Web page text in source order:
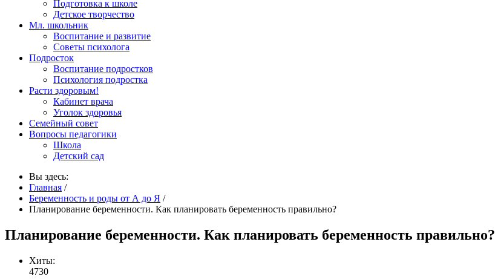
Подготовка к школе
Детское творчество
Мл. школьник
Воспитание и развитие
Советы психолога
Подросток
Воспитание подростков
Психология подростка
Расти здоровым!
Кабинет врача
Уголок здоровья
Семейный совет
Вопросы педагогики
Школа
Детский сад
Вы здесь:
Главная /
Беременность и роды от А до Я /
Планирование беременности. Как планировать беременность правильно?
Планирование беременности. Как планировать беременность правильно?
Хиты:
4730